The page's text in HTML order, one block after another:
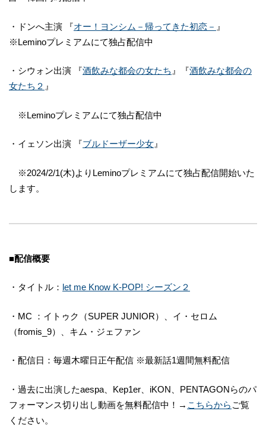
・ドンへ主演 『オー！ヨンシム－帰ってきた初恋－ 』
※Leminoプレミアムにて独占配信中
・シウォン出演 『酒飲みな都会の女たち 』『酒飲みな都会の
女たち２ 』
※Leminoプレミアムにて独占配信中
・イェソン出演 『ブルドーザー少女 』
※2024/2/1(木)よりLeminoプレミアムにて独占配信開始いた
します。
■配信概要
・タイトル： let me Know K-POP! シーズン２
・MC ：イトゥク（SUPER JUNIOR）、イ・セロム
（fromis_9）、キム・ジェファン
・配信日：毎週木曜日正午配信 ※最新話1週間無料配信
・過去に出演したaespa、Kep1er、iKON、PENTAGONらのパ
フォーマンス切り出し動画を無料配信中！→ こちらから ご覧
ください。